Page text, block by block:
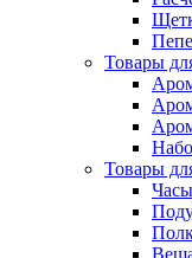
Товары
Товары
Часы